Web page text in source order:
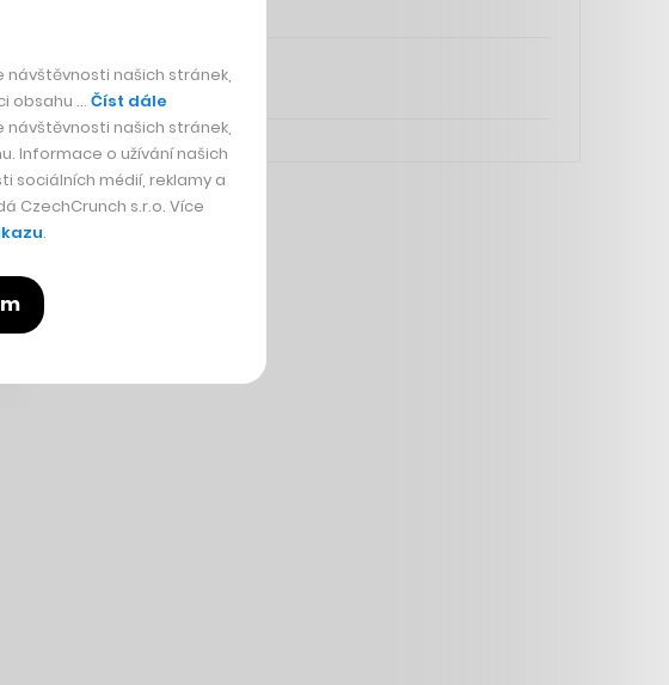
našich stránek,
obsahu … Číst dále
našich stránek,
Informace o užívání našich
sociálních médií, reklamy a
CzechCrunch s.r.o. Více
.